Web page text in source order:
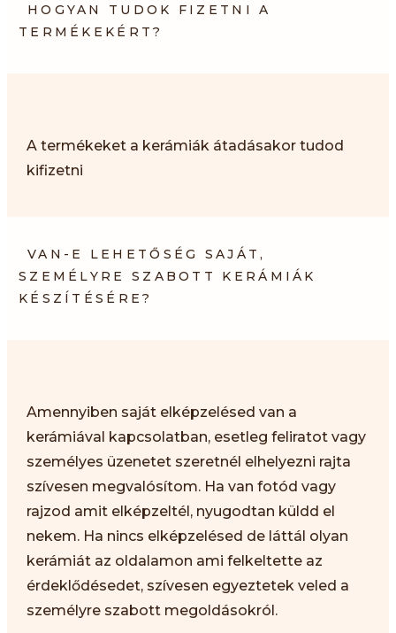
HOGYAN TUDOK FIZETNI A
TERMÉKEKÉRT?
A termékeket a kerámiák átadásakor tudod
kifizetni
VAN-E LEHETŐSÉG SAJÁT,
SZEMÉLYRE SZABOTT KERÁMIÁK
KÉSZÍTÉSÉRE?
Amennyiben saját elképzelésed van a
kerámiával kapcsolatban, esetleg feliratot vagy
személyes üzenetet szeretnél elhelyezni rajta
szívesen megvalósítom. Ha van fotód vagy
rajzod amit elképzeltél, nyugodtan küldd el
nekem. Ha nincs elképzelésed de láttál olyan
kerámiát az oldalamon ami felkeltette az
érdeklődésedet, szívesen egyeztetek veled a
személyre szabott megoldásokról.